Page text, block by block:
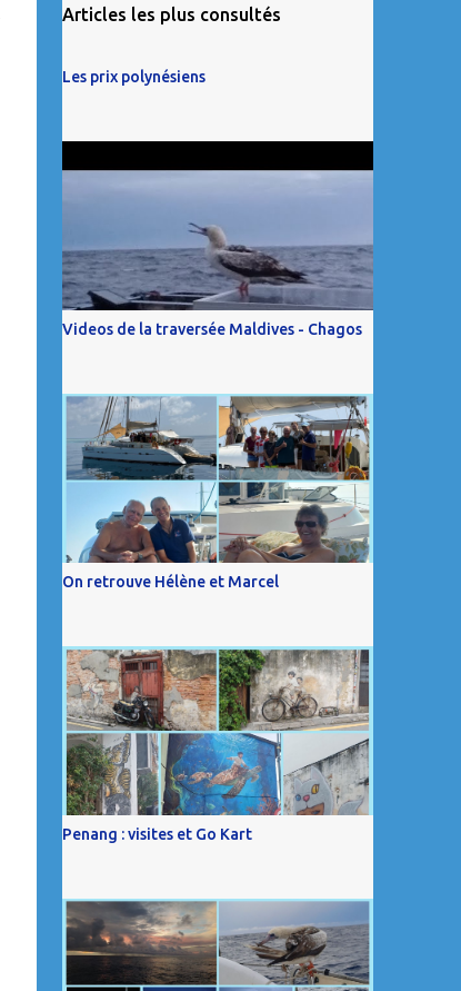
Articles les plus consultés
Les prix polynésiens
Videos de la traversée Maldives - Chagos
On retrouve Hélène et Marcel
Penang : visites et Go Kart